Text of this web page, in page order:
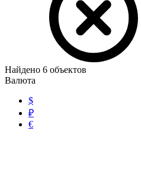
Найдено 6 объектов
Валюта
$
₽
€